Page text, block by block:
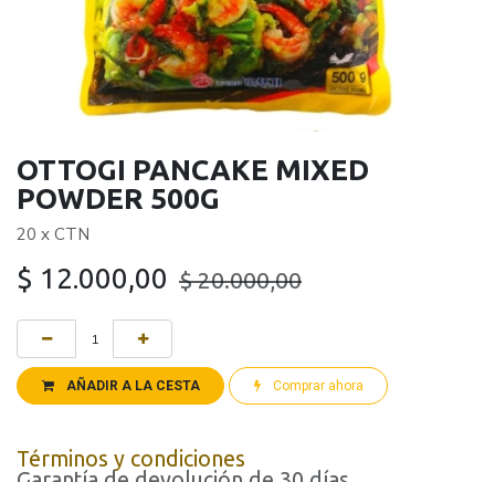
OTTOGI PANCAKE MIXED
POWDER 500G
20 x CTN
$ 12.000,00 $20.000,00
AÑADIR A LA CESTA Comprar ahora
Términos y condiciones